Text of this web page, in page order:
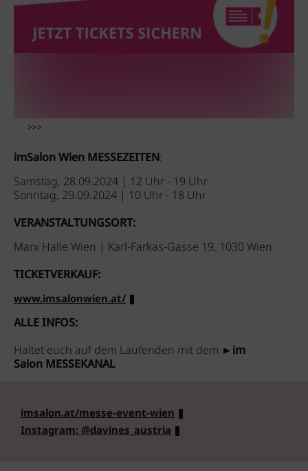
>>>
imSalon Wien MESSEZEITEN:
Samstag, 28.09.2024 | 12 Uhr - 19 Uhr
Sonntag, 29.09.2024 | 10 Uhr - 18 Uhr
VERANSTALTUNGSORT:
Marx Halle Wien | Karl-Farkas-Gasse 19, 1030 Wien
TICKETVERKAUF:
www.imsalonwien.at/
ALLE INFOS:
Haltet euch auf dem Laufenden mit dem ► im
Salon MESSEKANAL
imsalon.at/messe-event-wien
Instagram: @davines_austria